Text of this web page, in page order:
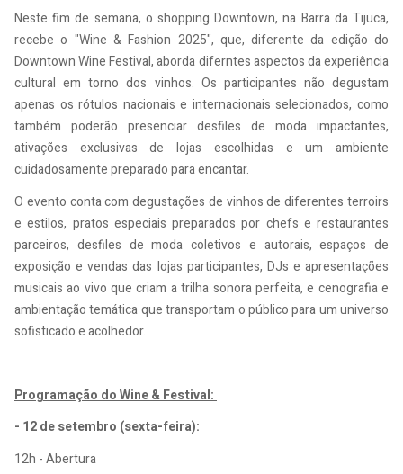
Neste fim de semana, o shopping Downtown, na Barra da Tijuca,
recebe o "Wine & Fashion 2025", que, diferente da edição do
Downtown Wine Festival, aborda diferntes aspectos da experiência
cultural em torno dos vinhos. Os participantes não degustam
apenas os rótulos nacionais e internacionais selecionados, como
também poderão presenciar desfiles de moda impactantes,
ativações exclusivas de lojas escolhidas e um ambiente
cuidadosamente preparado para encantar.
O evento conta com degustações de vinhos de diferentes terroirs
e estilos, pratos especiais preparados por chefs e restaurantes
parceiros, desfiles de moda coletivos e autorais, espaços de
exposição e vendas das lojas participantes, DJs e apresentações
musicais ao vivo que criam a trilha sonora perfeita, e cenografia e
ambientação temática que transportam o público para um universo
sofisticado e acolhedor.
Programação do Wine & Festival:
- 12 de setembro (sexta-feira):
12h - Abertura